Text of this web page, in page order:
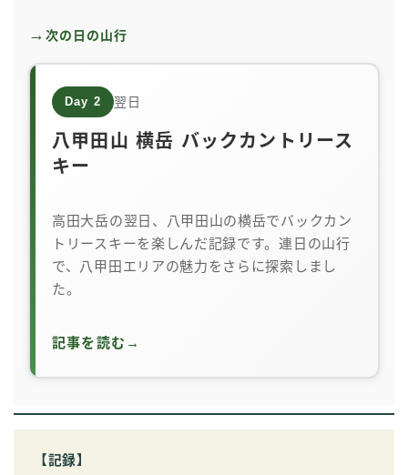
→ 次の日の山行
Day 2 翌日
八甲田山 横岳 バックカントリース
キー
高田大岳の翌日、八甲田山の横岳でバックカン
トリースキーを楽しんだ記録です。連日の山行
で、八甲田エリアの魅力をさらに探索しまし
た。
記事を読む →
【記録】